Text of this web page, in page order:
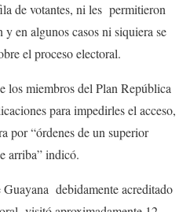
de votantes, ni les permitieron
en algunos casos ni siquiera se
el proceso electoral.
los miembros del Plan República
para impedirles el acceso,
por “órdenes de un superior
arriba” indicó.
debidamente acreditado